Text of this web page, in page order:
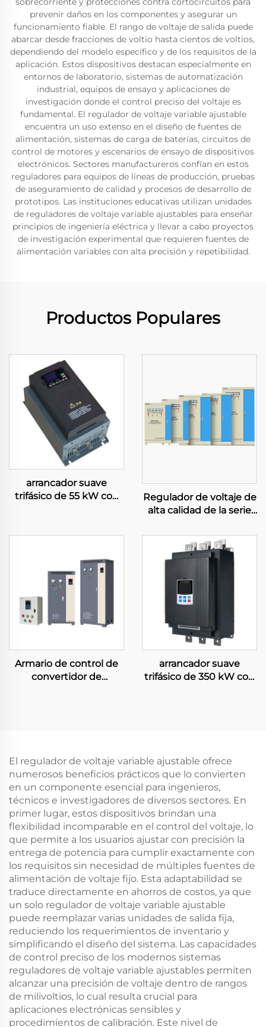
prevenir daños en los componentes y asegurar un
funcionamiento fiable. El rango de voltaje de salida puede
abarcar desde fracciones de voltio hasta cientos de voltios,
dependiendo del modelo específico y de los requisitos de la
aplicación. Estos dispositivos destacan especialmente en
entornos de laboratorio, sistemas de automatización
industrial, equipos de ensayo y aplicaciones de
investigación donde el control preciso del voltaje es
fundamental. El regulador de voltaje variable ajustable
encuentra un uso extenso en el diseño de fuentes de
alimentación, sistemas de carga de baterías, circuitos de
control de motores y escenarios de ensayo de dispositivos
electrónicos. Sectores manufactureros confían en estos
reguladores para equipos de líneas de producción, pruebas
de aseguramiento de calidad y procesos de desarrollo de
prototipos. Las instituciones educativas utilizan unidades
de reguladores de voltaje variable ajustables para enseñar
principios de ingeniería eléctrica y llevar a cabo proyectos
de investigación experimental que requieren fuentes de
alimentación variables con alta precisión y repetibilidad.
Productos Populares
arrancador suave
trifásico de 55 kW con
RS485 y carcasa IP20
energía eficiente
Regulador de voltaje de
alta calidad de la serie
800 kVA, 500 kVA, 200
kVA, 150 kVA, 50 kVA,
estabilizador
automático de
trifásico
Armario de control de
convertidor de
tensión
arrancador suave
trifásico de 350 kW con
forzada por aire, 50/60
El regulador de voltaje variable ajustable ofrece
numerosos beneficios prácticos que lo convierten
en un componente esencial para ingenieros,
técnicos e investigadores de diversos sectores. En
primer lugar, estos dispositivos brindan una
flexibilidad incomparable en el control del voltaje, lo
que permite a los usuarios ajustar con precisión la
entrega de potencia para cumplir exactamente con
los requisitos sin necesidad de múltiples fuentes de
alimentación de voltaje fijo. Esta adaptabilidad se
traduce directamente en ahorros de costos, ya que
un solo regulador de voltaje variable ajustable
puede reemplazar varias unidades de salida fija,
reduciendo los requerimientos de inventario y
simplificando el diseño del sistema. Las capacidades
de control preciso de los modernos sistemas
reguladores de voltaje variable ajustables permiten
alcanzar una precisión de voltaje dentro de rangos
de milivoltios, lo cual resulta crucial para
aplicaciones electrónicas sensibles y
procedimientos de calibración. Este nivel de